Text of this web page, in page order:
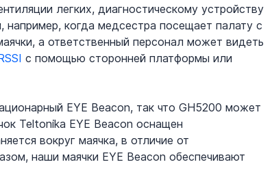
легких, диагностическому устройству
когда медсестра посещает палату с
а ответственный персонал может видеть
с помощью сторонней платформы или
EYE Beacon, так что GH5200 может
Teltonika EYE Beacon оснащен
вокруг маячка, в отличие от
наши маячки EYE Beacon обеспечивают